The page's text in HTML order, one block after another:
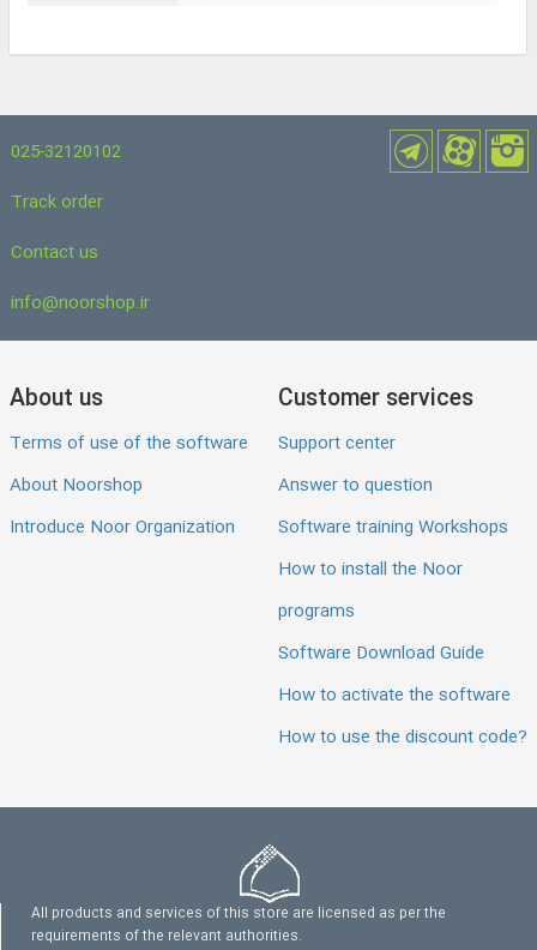
025-32120102
Track order
Contact us
info@noorshop.ir
About us
Terms of use of the software
About Noorshop
Introduce Noor Organization
Customer services
Support center
Answer to question
Software training Workshops
How to install the Noor
programs
Software Download Guide
How to activate the software
How to use the discount code?
All products and services of this store are licensed as per the
requirements of the relevant authorities.